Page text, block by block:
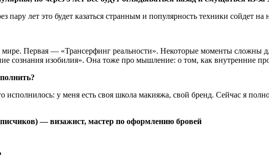
лет это будет казаться странным и популярность техники сойдет на
мире. Первая — «Трансерфинг реальности». Некоторые моменты сложны
сознания изобилия». Она тоже про мышление: о том, как внутренние
исполнилось: у меня есть своя школа макияжа, свой бренд. Сейчас я
— визажист, мастер по оформлению бровей